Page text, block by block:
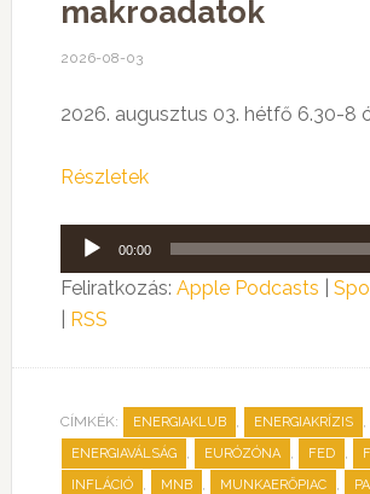
makroadatok
2026-08-03
2026. augusztus 03. hétfő 6.30-8
Részletek
Audió
lejátszó
00:00
Feliratkozás: Apple Podcasts
RSS
CÍMKÉK: ENERGIAKLUB , ENERGIAKRÍZIS ,
ENERGIAVÁLSÁG , EURÓZÓNA , FED ,
INFLÁCIÓ , MNB , MUNKAERŐPIAC ,